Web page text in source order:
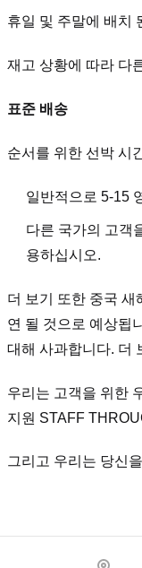
휴일 및 주말에 배치
재고 상황에 따라 다
표준 배송
순서를 위한 선박 시
일반적으로 5-15
다른 국가의 고객
용하십시오.
더 보기 또한 중국 새
연 될 것으로 예상됩
대해 사과합니다. 더
우리는 고객을 위한
지원 STAFF
그리고 우리는 당신